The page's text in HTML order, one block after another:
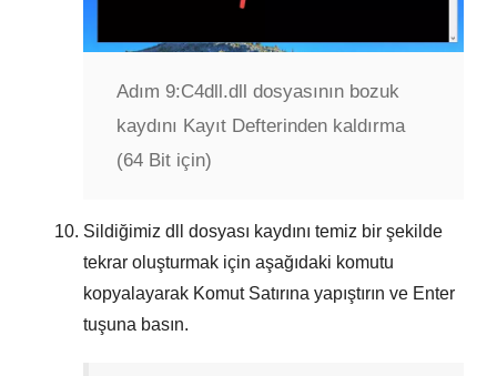
Adım 9:C4dll.dll dosyasının bozuk
kaydını Kayıt Defterinden kaldırma
(64 Bit için)
Sildiğimiz dll dosyası kaydını temiz bir şekilde
tekrar oluşturmak için aşağıdaki komutu
kopyalayarak Komut Satırına yapıştırın ve Enter
tuşuna basın.